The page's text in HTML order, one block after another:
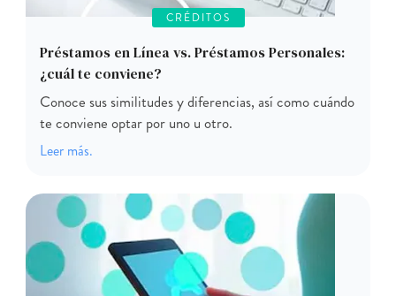
CRÉDITOS
Préstamos en Línea vs. Préstamos Personales:
¿cuál te conviene?
Conoce sus similitudes y diferencias, así como cuándo
te conviene optar por uno u otro.
Leer más.